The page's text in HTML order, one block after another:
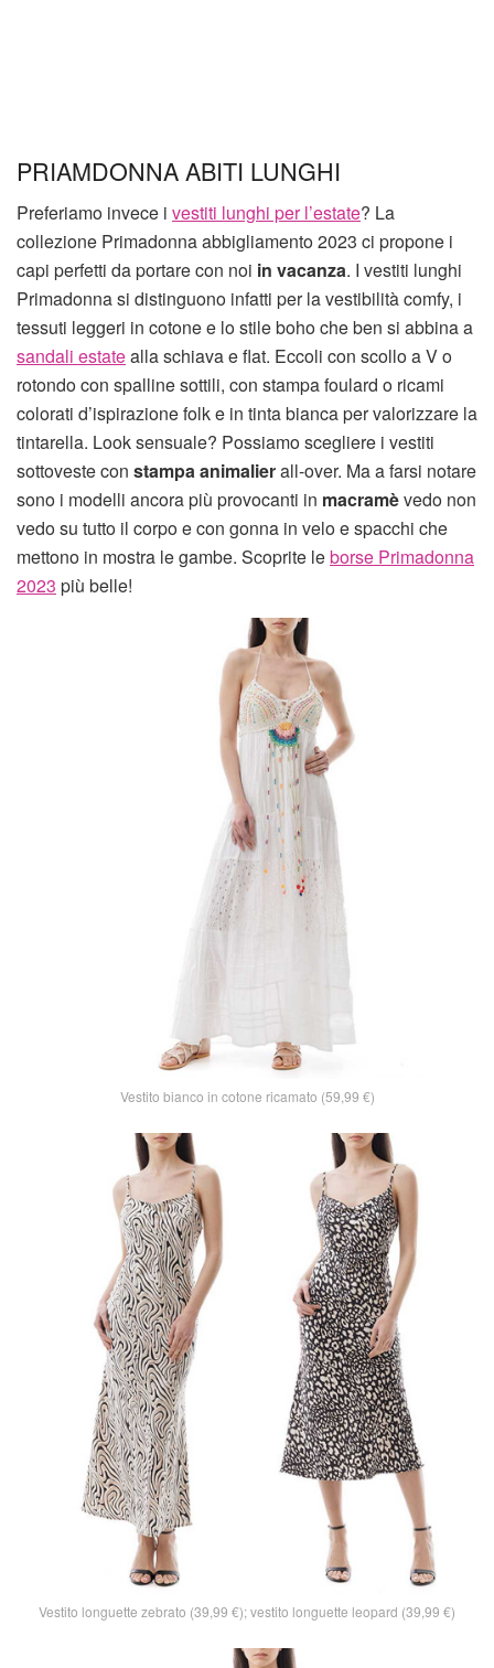
PRIAMDONNA ABITI LUNGHI
Preferiamo invece i vestiti lunghi per l’estate? La
collezione Primadonna abbigliamento 2023 ci propone i
capi perfetti da portare con noi in vacanza. I vestiti lunghi
Primadonna si distinguono infatti per la vestibilità comfy, i
tessuti leggeri in cotone e lo stile boho che ben si abbina a
sandali estatealla schiava e flat. Eccoli con scollo a V o
rotondo con spalline sottili, con stampa foulard o ricami
colorati d’ispirazione folk e in tinta bianca per valorizzare la
tintarella. Look sensuale? Possiamo scegliere i vestiti
sottoveste con stampaanimalierall-over. Ma a farsi notare
sono i modelli ancora più provocanti in macramèvedo non
vedo su tutto il corpo e con gonna in velo e spacchi che
mettono in mostra le gambe. Scoprite leborse Primadonna
2023 più belle!
Vestito bianco in cotone ricamato (59,99 €)
Vestito longuette zebrato (39,99 €); vestito longuette leopard (39,99 €)